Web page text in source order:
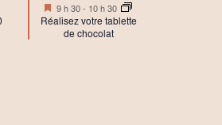
n
Mis
en
avant
9 h 30- 10 h 30
Réalisez votre tablette
de chocolat